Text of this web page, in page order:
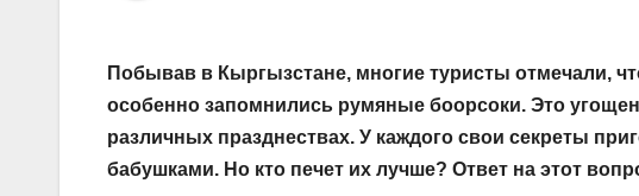
Побывав в Кыргызстане, многие туристы отмечали,
особенно запомнились румяные боорсоки. Это
различных празднествах. У каждого свои секреты
бабушками. Но кто печет их лучше? Ответ на этот